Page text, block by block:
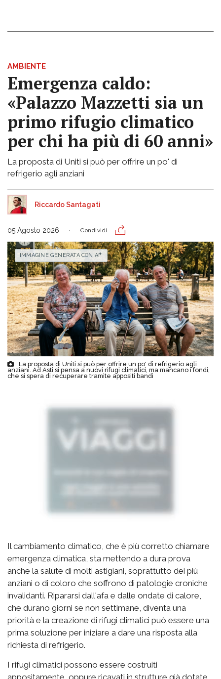
AMBIENTE
Emergenza caldo:
«Palazzo Mazzetti sia un
primo rifugio climatico
per chi ha più di 60 anni»
La proposta di Uniti si può per offrire un po' di
refrigerio agli anziani
Riccardo Santagati
05 Agosto 2026 Condividi
La proposta di Uniti si può per offrire un po' di refrigerio agli
anziani. Ad Asti si pensa a nuovi rifugi climatici, ma mancano i fondi,
che si spera di recuperare tramite appositi bandi
IMMAGINE GENERATA CON AI
Il cambiamento climatico, che è più corretto chiamare
emergenza climatica, sta mettendo a dura prova
anche la salute di molti astigiani, soprattutto dei più
anziani o di coloro che soffrono di patologie croniche
invalidanti. Ripararsi dall'afa e dalle ondate di calore,
che durano giorni se non settimane, diventa una
priorità e la creazione di rifugi climatici può essere una
prima soluzione per iniziare a dare una risposta alla
richiesta di refrigerio.
I rifugi climatici possono essere costruiti